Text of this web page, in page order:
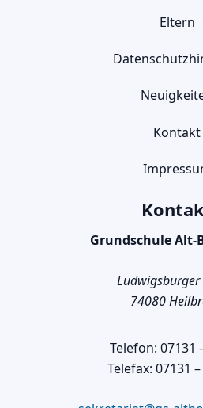
Eltern
Kontakt
Grundschule Alt-
Ludwigsburger
74080
Telefon: 07131
Telefax: 07131